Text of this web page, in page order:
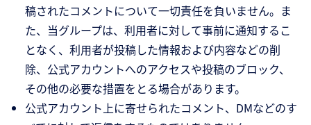
稿されたコメントについて一切責任を負いません。ま
た、当グループは、利用者に対して事前に通知するこ
となく、利用者が投稿した情報および内容などの削
除、公式アカウントへのアクセスや投稿のブロック、
その他の必要な措置をとる場合があります。
公式アカウント上に寄せられたコメント、DMなどのす